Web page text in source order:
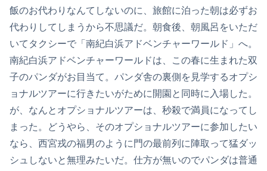
飯のお代わりなんてしないのに、旅館に泊った朝は必ずお
代わりしてしまうから不思議だ。朝食後、朝風呂をいただ
いてタクシーで「南紀白浜アドベンチャーワールド」へ。
南紀白浜アドベンチャーワールドは、この春に生まれた双
子のパンダがお目当て。パンダ舎の裏側を見学するオプシ
ョナルツアーに行きたいがために開園と同時に入場した。
が、なんとオプショナルツアーは、秒殺で満員になってし
まった。どうやら、そのオプショナルツアーに参加したい
なら、西宮戎の福男のように門の最前列に陣取って猛ダッ
シュしないと無理みたいだ。仕方が無いのでパンダは普通